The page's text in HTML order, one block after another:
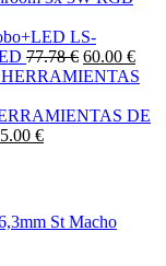
LS-
77.78 € 60.00 €
DE
€
St Macho